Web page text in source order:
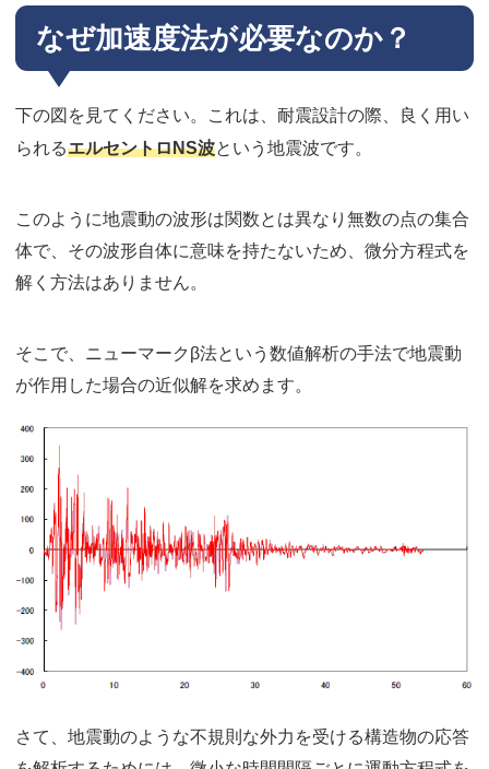
なぜ加速度法が必要なのか？
下の図を見てください。これは、耐震設計の際、良く用い
られるエルセントロNS波という地震波です。
このように地震動の波形は関数とは異なり無数の点の集合
体で、その波形自体に意味を持たないため、微分方程式を
解く方法はありません。
そこで、ニューマークβ法という数値解析の手法で地震動
が作用した場合の近似解を求めます。
さて、地震動のような不規則な外力を受ける構造物の応答